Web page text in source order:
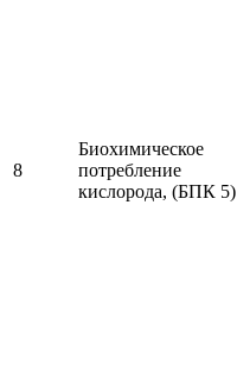
8
Биохимическое
потребление
кислорода, (БПК 5)